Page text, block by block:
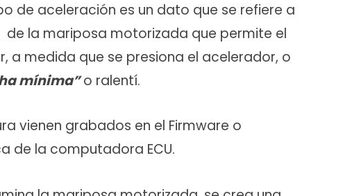
de aceleración es un dato que se refiere a
la mariposa motorizada que permite el
a medida que se presiona el acelerador, o
mínima”o ralentí.
vienen grabados en el Firmware o
de la computadora ECU.